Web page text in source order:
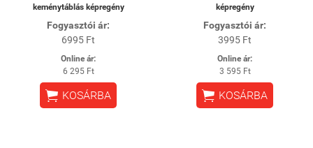
keménytáblás képregény
Fogyasztói ár:
6995 Ft
Online ár:
6 295 Ft
 KOSÁRBA
képregény
Fogyasztói ár:
3995 Ft
Online ár:
3 595 Ft
 KOSÁRBA